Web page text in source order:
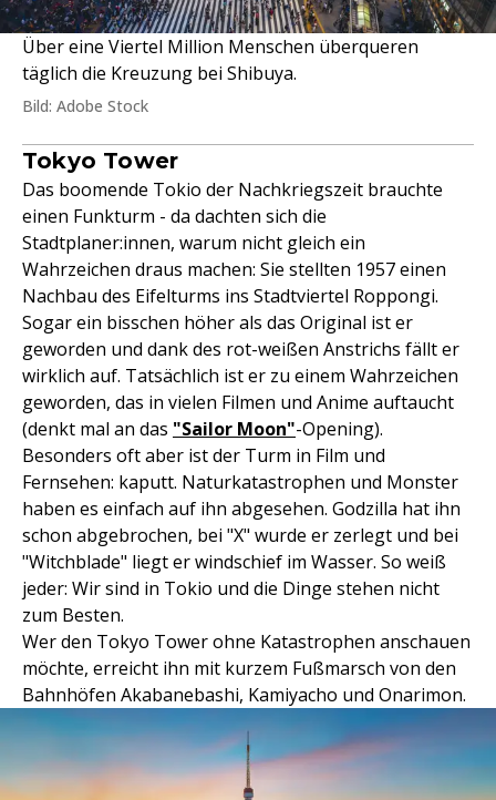
Über eine Viertel Million Menschen überqueren
täglich die Kreuzung bei Shibuya.
Bild: Adobe Stock
Tokyo Tower
Das boomende Tokio der Nachkriegszeit brauchte
einen Funkturm - da dachten sich die
Stadtplaner:innen, warum nicht gleich ein
Wahrzeichen draus machen: Sie stellten 1957 einen
Nachbau des Eifelturms ins Stadtviertel Roppongi.
Sogar ein bisschen höher als das Original ist er
geworden und dank des rot-weißen Anstrichs fällt er
wirklich auf. Tatsächlich ist er zu einem Wahrzeichen
geworden, das in vielen Filmen und Anime auftaucht
(denkt mal an das "Sailor Moon"-Opening).
Besonders oft aber ist der Turm in Film und
Fernsehen: kaputt. Naturkatastrophen und Monster
haben es einfach auf ihn abgesehen. Godzilla hat ihn
schon abgebrochen, bei "X" wurde er zerlegt und bei
"Witchblade" liegt er windschief im Wasser. So weiß
jeder: Wir sind in Tokio und die Dinge stehen nicht
zum Besten.
Wer den Tokyo Tower ohne Katastrophen anschauen
möchte, erreicht ihn mit kurzem Fußmarsch von den
Bahnhöfen Akabanebashi, Kamiyacho und Onarimon.